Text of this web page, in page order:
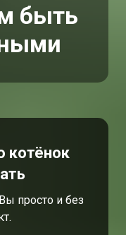
быть
котёнок
просто и без